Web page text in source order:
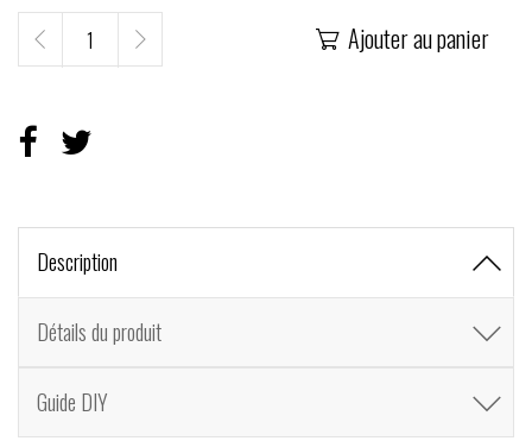
 Ajouter au panier
Description
Détails du produit
Guide DIY